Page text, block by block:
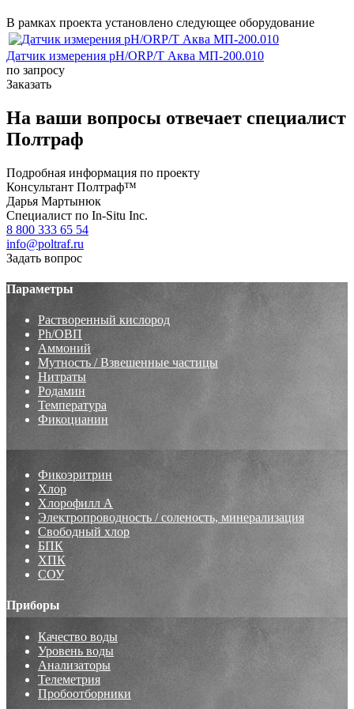
В рамках проекта установлено следующее оборудование
Датчик измерения pH/ORP/T Аква МП-200.010
по запросу
Заказать
На ваши вопросы отвечает специалист
Полтраф
Подробная информация по проекту
Консультант Полтраф™
Дарья Мартынюк
Специалист по In-Situ Inc.
8 800 333 65 54
info@poltraf.ru
Задать вопрос
Параметры
Растворенный кислород
Ph/ОВП
Аммоний
Мутность / Взвешенные частицы
Нитраты
Родамин
Температура
Фикоцианин
Фикоэритрин
Хлор
Хлорофилл А
Электропроводность / соленость, минерализация
Свободный хлор
БПК
ХПК
СОУ
Приборы
Качество воды
Уровень воды
Анализаторы
Телеметрия
Пробоотборники